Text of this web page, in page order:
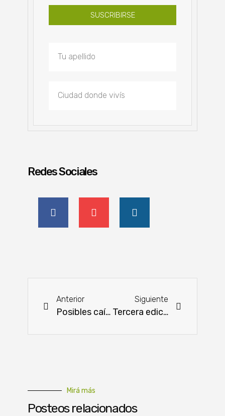
SUSCRIBIRSE
Redes Sociales
Anterior
Posibles caídas en envíos de la carne nacional
Siguiente
Tercera edición de la Expo Feria Hortipar inicia la próxima semana
Mirá más
Posteos relacionados